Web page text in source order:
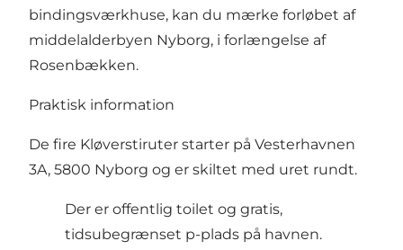
bindingsværkhuse, kan du mærke forløbet af
middelalderbyen Nyborg, i forlængelse af
Rosenbækken.
Praktisk information
De fire Kløverstiruter starter på Vesterhavnen
3A, 5800 Nyborg og er skiltet med uret rundt.
Der er offentlig toilet og gratis,
tidsubegrænset p-plads på havnen.